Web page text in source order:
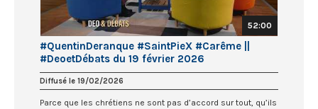
52:00
#QuentinDeranque #SaintPieX #Carême ||
#DeoetDébats du 19 février 2026
Diffusé le 19/02/2026
Parce que les chrétiens ne sont pas d’accord sur tout, qu’ils